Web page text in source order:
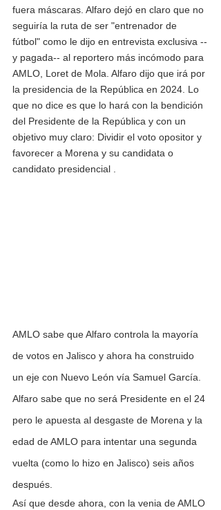
fuera máscaras. Alfaro dejó en claro que no
seguiría la ruta de ser "entrenador de
fútbol" como le dijo en entrevista exclusiva --
y pagada-- al reportero más incómodo para
AMLO, Loret de Mola. Alfaro dijo que irá por
la presidencia de la República en 2024. Lo
que no dice es que lo hará con la bendición
del Presidente de la República y con un
objetivo muy claro: Dividir el voto opositor y
favorecer a Morena y su candidata o
candidato presidencial .
AMLO sabe que Alfaro controla la mayoría
de votos en Jalisco y ahora ha construido
un eje con Nuevo León vía Samuel García.
Alfaro sabe que no será Presidente en el 24
pero le apuesta al desgaste de Morena y la
edad de AMLO para intentar una segunda
vuelta (como lo hizo en Jalisco) seis años
después.
Así que desde ahora, con la venia de AMLO